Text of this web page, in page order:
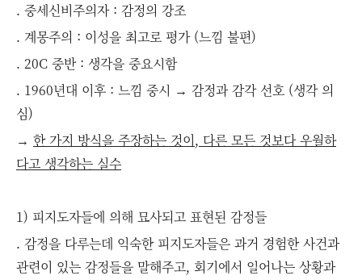
. 중세신비주의자 : 감정의 강조
. 계몽주의 : 이성을 최고로 평가 (느낌 불편)
. 20C 중반 : 생각을 중요시함
. 1960년대 이후 : 느낌 중시 → 감정과 감각 선호 (생각 의
심)
→ 한 가지 방식을 주장하는 것이, 다른 모든 것보다 우월하
다고 생각하는 실수
1) 피지도자들에 의해 묘사되고 표현된 감정들
. 감정을 다루는데 익숙한 피지도자들은 과거 경험한 사건과
관련이 있는 감정들을 말해주고, 회기에서 일어나는 상황과